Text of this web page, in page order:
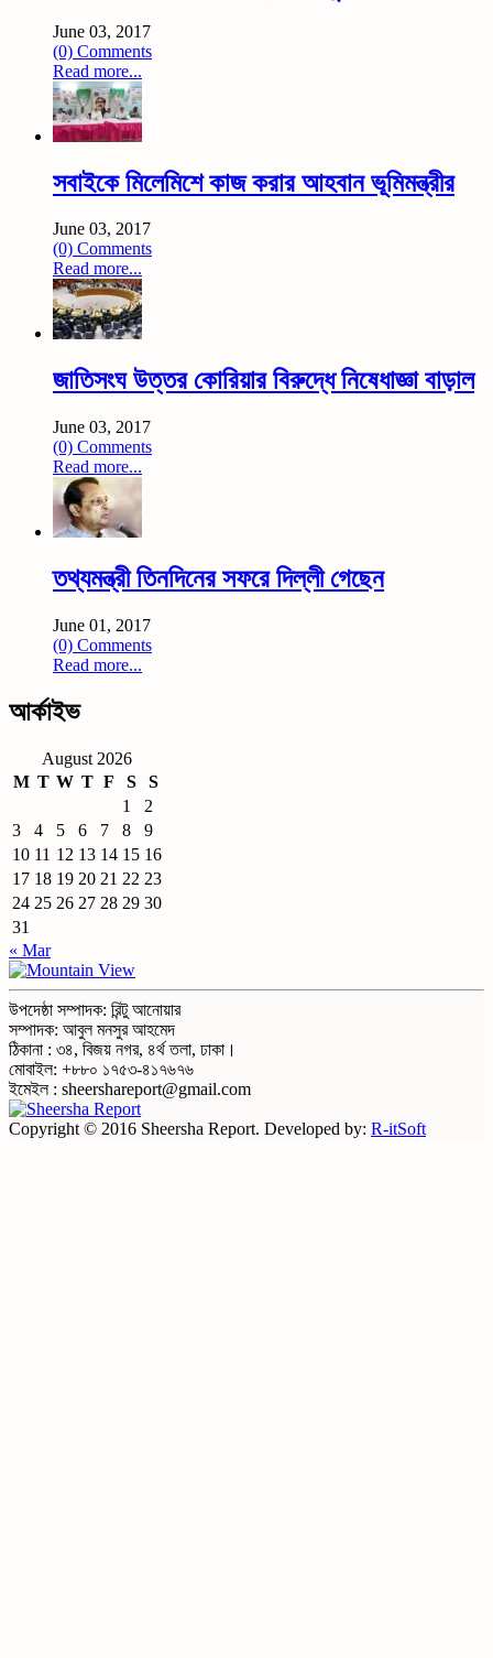
June 03, 2017
(0) Comments
Read more...
সবাইকে মিলেমিশে কাজ করার আহবান ভূমিমন্ত্রীর
June 03, 2017
(0) Comments
Read more...
জাতিসংঘ উত্তর কোরিয়ার বিরুদ্ধে নিষেধাজ্ঞা বাড়াল
June 03, 2017
(0) Comments
Read more...
তথ্যমন্ত্রী তিনদিনের সফরে দিল্লী গেছেন
June 01, 2017
(0) Comments
Read more...
আর্কাইভ
August 2026
M T W T F S
S
1
2
3
4 5 6 7 8
9
10 11 12 13 14 15 16
17 18 19 20 21 22 23
24 25 26 27 28 29 30
31
« Mar
উপদেষ্ঠা সম্পাদক: রিন্টু আনোয়ার
সম্পাদক: আবুল মনসুর আহমেদ
ঠিকানা : ৩৪, বিজয় নগর, ৪র্থ তলা, ঢাকা।
মোবাইল: +৮৮০ ১৭৫৩-৪১৭৬৭৬
ইমেইল : sheershareport@gmail.com
Copyright © 2016 Sheersha Report. Developed by: R-itSoft